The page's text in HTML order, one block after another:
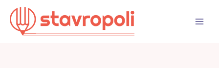
Перейти
содержимому